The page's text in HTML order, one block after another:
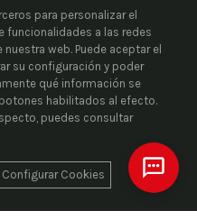
para personalizar el
funcionalidades a las redes
web. Puede aceptar el
su configuración y poder
qué información se
habilitados al efecto.
puedes consultar
Configurar Cookies